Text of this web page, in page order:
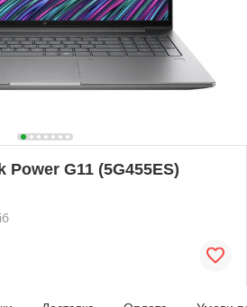
Power G11 (5G455ES)